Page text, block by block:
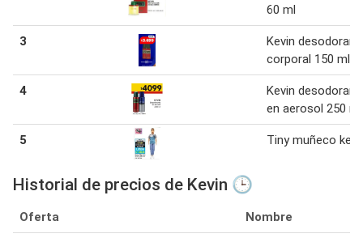
60 ml
3
Kevin
corporal 150 ml
4
Kevin
en aerosol 250
5 Tiny muñeco
Historial de precios de Kevin 🕒
Oferta Nombre